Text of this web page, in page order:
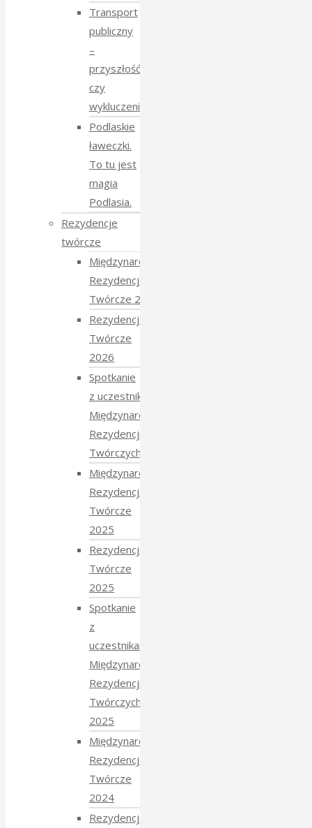
Transport
publiczny
–
przyszłość
czy
wykluczenie?
Podlaskie
ławeczki.
To tu jest
magia
Podlasia.
Rezydencje
twórcze
Międzynarodowe
Rezydencje
Twórcze 2026
Rezydencje
Twórcze
2026
Spotkanie
z uczestnikami
Międzynarodowych
Rezydencji
Twórczych 2026
Międzynarodowe
Rezydencje
Twórcze
2025
Rezydencje
Twórcze
2025
Spotkanie
z
uczestnikami
Międzynarodowych
Rezydencji
Twórczych
2025
Międzynarodowe
Rezydencje
Twórcze
2024
Rezydencje